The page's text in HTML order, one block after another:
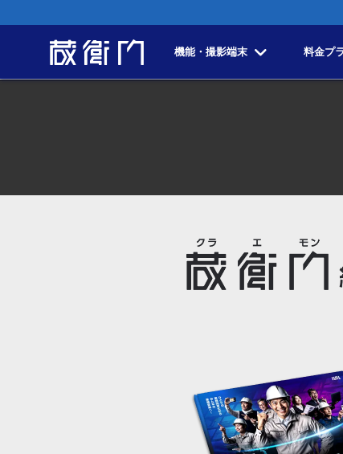
機能・撮影端末 料金プ